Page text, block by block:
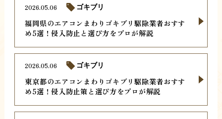
福岡県のエアコンまわりゴキブリ駆除業者おすす
め5選！侵入防止と選び方をプロが解説
2026.05.06 ゴキブリ
東京都のエアコンまわりゴキブリ駆除業者おすす
め5選！侵入防止策と選び方をプロが解説
2026.05.06 ゴキブリ